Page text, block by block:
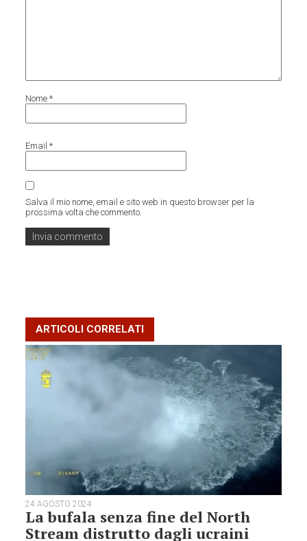
Nome*
Email*
Salva il mio nome, email e sito web in questo browser per la
prossima volta che commento.
ARTICOLI CORRELATI
24 AGOSTO 2024
La bufala senza fine del North
Stream distrutto dagli ucraini